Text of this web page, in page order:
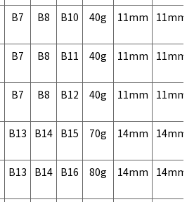
B7 B8 B10 40g 11mm 11mm
B7 B8 B11 40g 11mm 11mm
B7 B8 B12 40g 11mm 11mm
B13 B14 B15 70g 14mm 14mm
B13 B14 B16 80g 14mm 14mm